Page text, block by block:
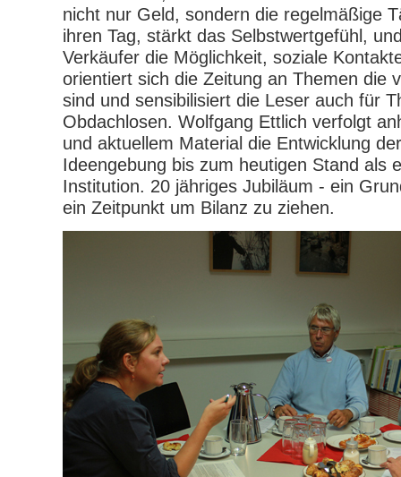
nicht nur Geld, sondern die regelmäßige
ihren Tag, stärkt das Selbstwertgefühl,
Verkäufer die Möglichkeit, soziale
orientiert sich die Zeitung an Themen die
sind und sensibilisiert die Leser auch für
Obdachlosen. Wolfgang Ettlich verfolgt
und aktuellem Material die Entwicklung
Ideengebung bis zum heutigen Stand als
Institution. 20 jähriges Jubiläum - ein
ein Zeitpunkt um Bilanz zu ziehen.